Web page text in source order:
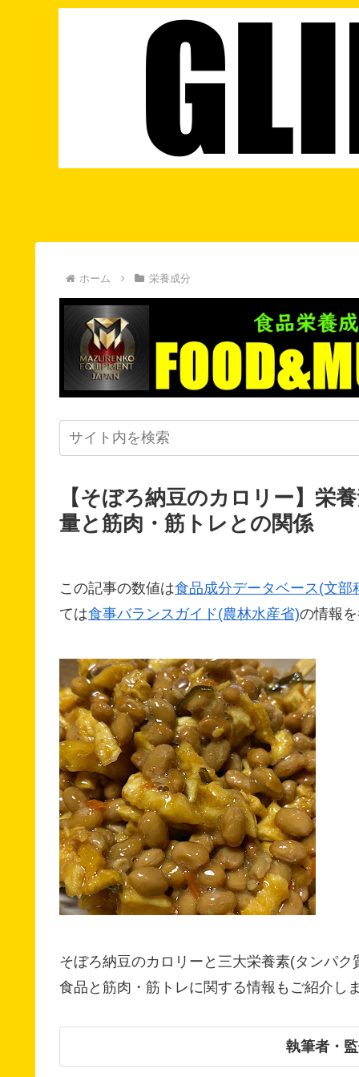
ホーム 栄養成分
【そぼろ納豆のカロリー】栄
量と筋肉・筋トレとの関係
この記事の数値は食品成分データベース(文部
ては食事バランスガイド(農林水産省)の情報
そぼろ納豆のカロリーと三大栄養素(タンパ
食品と筋肉・筋トレに関する情報もご紹介し
執筆者・